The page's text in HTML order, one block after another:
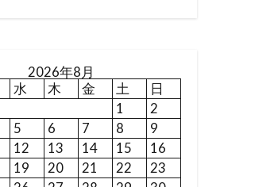
2026年8月
水 木 金 土
日
1
2
5 6 7 8
9
12 13 14 15
16
19 20 21 22
23